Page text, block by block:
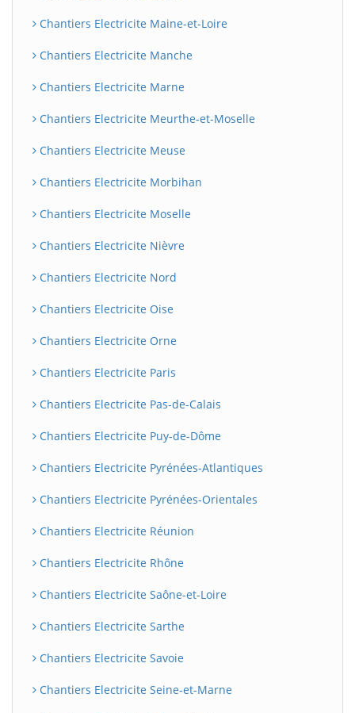
Chantiers Electricite Maine-et-Loire
Chantiers Electricite Manche
Chantiers Electricite Marne
Chantiers Electricite Meurthe-et-Moselle
Chantiers Electricite Meuse
Chantiers Electricite Morbihan
Chantiers Electricite Moselle
Chantiers Electricite Nièvre
Chantiers Electricite Nord
Chantiers Electricite Oise
Chantiers Electricite Orne
Chantiers Electricite Paris
Chantiers Electricite Pas-de-Calais
Chantiers Electricite Puy-de-Dôme
Chantiers Electricite Pyrénées-Atlantiques
Chantiers Electricite Pyrénées-Orientales
Chantiers Electricite Réunion
Chantiers Electricite Rhône
Chantiers Electricite Saône-et-Loire
Chantiers Electricite Sarthe
Chantiers Electricite Savoie
Chantiers Electricite Seine-et-Marne